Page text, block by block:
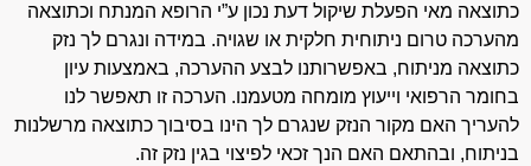
כתוצאה מאי הפעלת שיקול דעת נכון ע”י הרופא המנתח וכתוצאה
מהערכה טרום ניתוחית חלקית או שגויה. במידה ונגרם לך נזק
כתוצאה מניתוח, באפשרותנו לבצע ההערכה, באמצעות עיון
בחומר הרפואי וייעוץ מומחה מטעמנו. הערכה זו תאפשר לנו
להעריך האם מקור הנזק שנגרם לך הינו בסיבוך כתוצאה מרשלנות
בניתוח, ובהתאם האם הנך זכאי לפיצוי בגין נזק זה.